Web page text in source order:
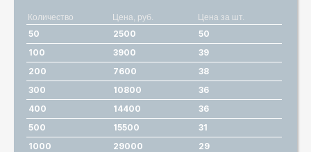
Количество Цена, руб. Цена за шт.
50 2500
50
100
3900
39
200
7600
38
300
10800
36
400
14400
36
500
15500
31
1000
29000 29